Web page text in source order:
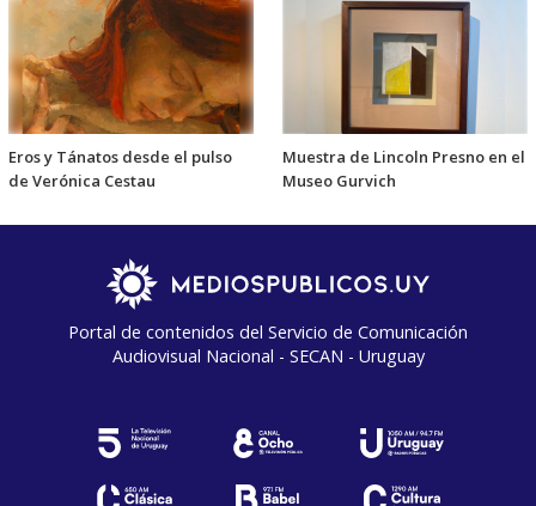
Eros y Tánatos desde el pulso
de Verónica Cestau
Muestra de Lincoln Presno en el
Museo Gurvich
Portal de contenidos del Servicio de Comunicación
Audiovisual Nacional - SECAN - Uruguay